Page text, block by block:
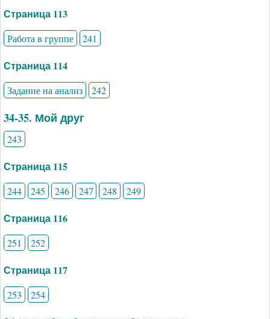
Страница 113
Работа в группе 241
Страница 114
Задание на анализ 242
34-35. Мой друг
243
Страница 115
244 245 246 247 248 249
Страница 116
251 252
Страница 117
253 254